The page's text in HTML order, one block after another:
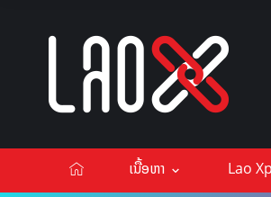
ເນື້ອຫາ Lao